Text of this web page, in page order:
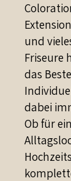
und
Friseure
das
dabei
Ob für